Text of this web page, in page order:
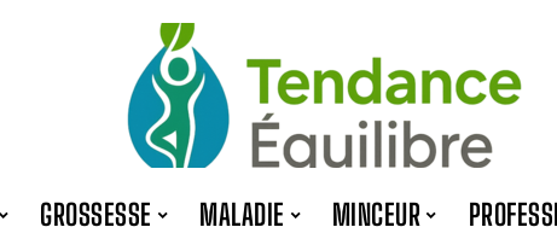
GROSSESSE MALADIE MINCEUR